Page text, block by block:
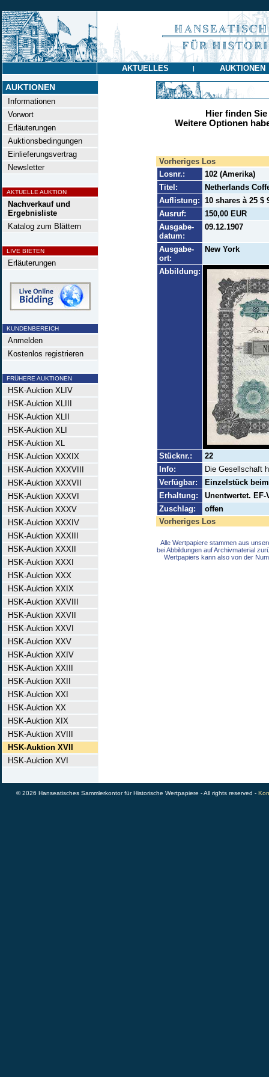
AKTUELLES | AUKTIONEN
AUKTIONEN
Informationen
Vorwort
Erläuterungen
Auktionsbedingungen
Einlieferungsvertrag
Newsletter
AKTUELLE AUKTION
Nachverkauf und
Ergebnisliste
Katalog zum Blättern
LIVE BIETEN
Erläuterungen
KUNDENBEREICH
Anmelden
Kostenlos registrieren
FRÜHERE AUKTIONEN
HSK-Auktion XLIV
HSK-Auktion XLIII
HSK-Auktion XLII
HSK-Auktion XLI
HSK-Auktion XL
HSK-Auktion XXXIX
HSK-Auktion XXXVIII
HSK-Auktion XXXVII
HSK-Auktion XXXVI
HSK-Auktion XXXV
HSK-Auktion XXXIV
HSK-Auktion XXXIII
HSK-Auktion XXXII
HSK-Auktion XXXI
HSK-Auktion XXX
HSK-Auktion XXIX
HSK-Auktion XXVIII
HSK-Auktion XXVII
HSK-Auktion XXVI
HSK-Auktion XXV
HSK-Auktion XXIV
HSK-Auktion XXIII
HSK-Auktion XXII
HSK-Auktion XXI
HSK-Auktion XX
HSK-Auktion XIX
HSK-Auktion XVIII
HSK-Auktion XVII
HSK-Auktion XVI
Hier finden
Weitere Optionen
Vorheriges Los
Losnr.:
102 (Amerika)
Titel:
Netherlands
Auflistung: 10 shares à 25 $
Ausruf:
150,00 EUR
Ausgabe-
datum:
09.12.1907
Ausgabe-
ort:
New York
Abbildung:
Stücknr.:
22
Info:
Die Gesellschaft
Verfügbar:
Einzelstück
Erhaltung:
Unentwertet. EF-
Zuschlag:
offen
Vorheriges Los
Alle Wertpapiere stammen aus
bei Abbildungen auf Archivmaterial
Wertpapiers kann also von der
© 2026 Hanseatisches Sammlerkontor für Historische Wertpapiere - All rights reserved -